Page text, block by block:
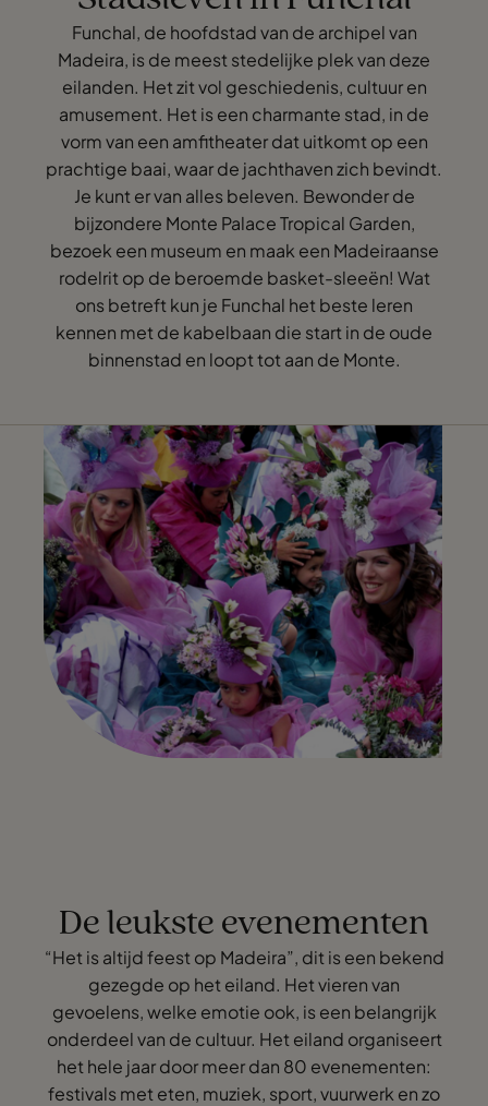
Funchal, de hoofdstad van de archipel van
Madeira, is de meest stedelijke plek van deze
eilanden. Het zit vol geschiedenis, cultuur en
amusement. Het is een charmante stad, in de
vorm van een amfitheater dat uitkomt op een
prachtige baai, waar de jachthaven zich bevindt.
Je kunt er van alles beleven. Bewonder de
bijzondere Monte Palace Tropical Garden,
bezoek een museum en maak een Madeiraanse
rodelrit op de beroemde basket-sleeën! Wat
ons betreft kun je Funchal het beste leren
kennen met de kabelbaan die start in de oude
binnenstad en loopt tot aan de Monte.
De leukste evenementen
“Het is altijd feest op Madeira”, dit is een bekend
gezegde op het eiland. Het vieren van
gevoelens, welke emotie ook, is een belangrijk
onderdeel van de cultuur. Het eiland organiseert
het hele jaar door meer dan 80 evenementen:
festivals met eten, muziek, sport, vuurwerk en zo